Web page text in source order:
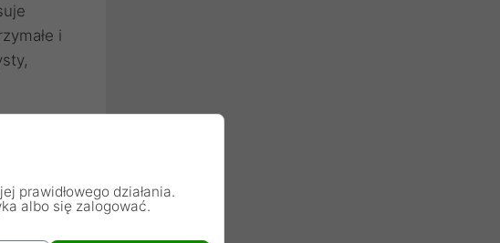
i
prawidłowego działania.
albo się zalogować.